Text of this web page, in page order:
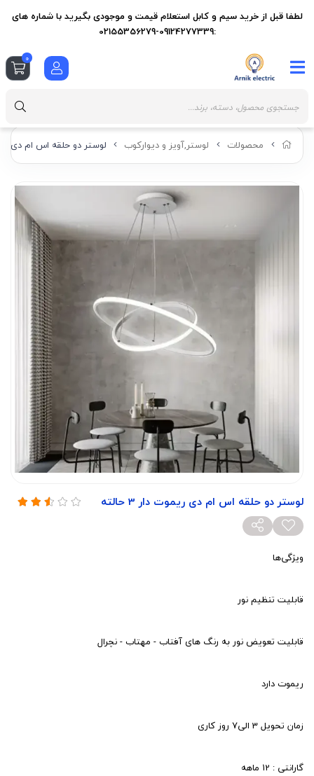
محصولات لوستر,آویز و دیوارکوب لوستر دو حلقه اس ام دی ریموت
لوستر دو حلقه اس ام دی ریموت دار 3 حالته
ویژگی‌ها
قابلیت تنظیم نور
قابلیت تعویض نور به رنگ های آفتاب - مهتاب - نچرال
ریموت دارد
زمان تحویل 3 الی7 روز کاری
گارانتی : 12 ماهه
لطفا قبل از خرید سیم و کابل استعلام قیمت و موجودی بگیرید با شماره های
:09124277339-02155356279
0